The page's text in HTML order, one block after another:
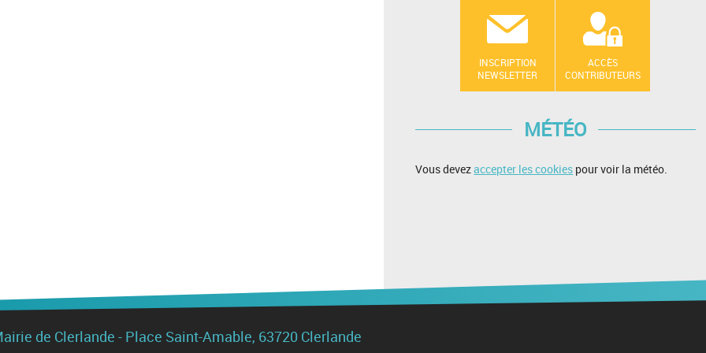
INSCRIPTION
NEWSLETTER
ACCÈS
CONTRIBUTEURS
MÉTÉO
Vous devezaccepter les cookies pour voir la météo.
de Clerlande - Place Saint-Amable, 63720 Clerlande